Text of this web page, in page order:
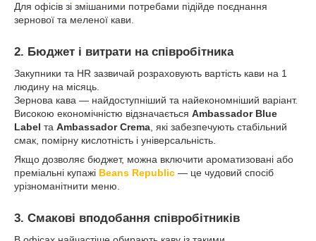
Для офісів зі змішаними потребами підійде поєднання
зернової та меленої кави.
2. Бюджет і витрати на співробітника
Закупники та HR зазвичай розраховують вартість кави на 1
людину на місяць.
Зернова кава — найдоступніший та найекономніший варіант.
Високою економічністю відзначається Ambassador Blue
Label та Ambassador Crema , які забезпечують стабільний
смак, помірну кислотність і універсальність.
Якщо дозволяє бюджет, можна включити ароматизовані або
преміальні купажі Beans Republic — це чудовий спосіб
урізноманітнити меню.
3. Смакові вподобання співробітників